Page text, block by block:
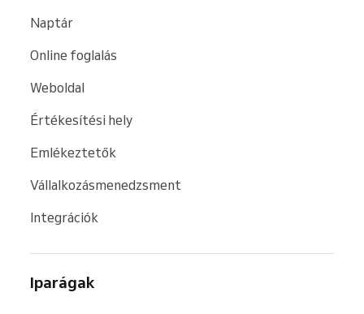
Naptár
Online foglalás
Weboldal
Értékesítési hely
Emlékeztetők
Vállalkozásmenedzsment
Integrációk
Iparágak